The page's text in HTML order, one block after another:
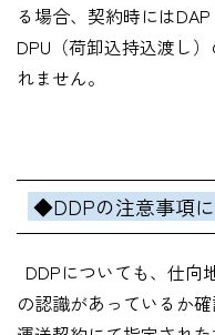
る場合、契約時には
DPU（荷卸込持込渡し
れません。
◆DDPの注意事項
DDPについても、仕向
の認識があっているか